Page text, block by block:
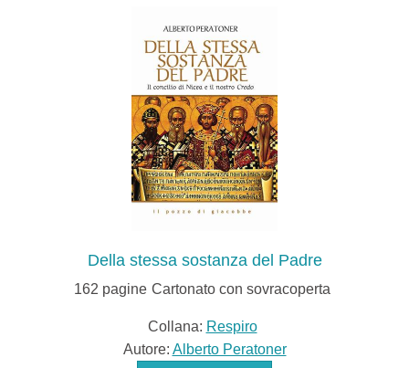
Della stessa sostanza del Padre
162 pagine Cartonato con sovracoperta
Collana: Respiro
Autore: Alberto Peratoner